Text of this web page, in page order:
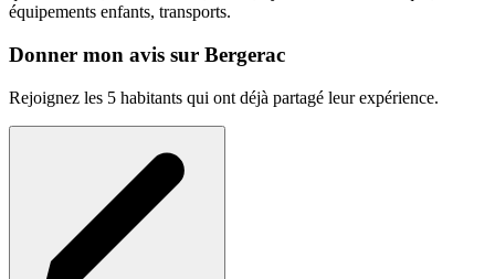
équipements enfants, transports.
Donner mon avis sur Bergerac
Rejoignez les 5 habitants qui ont déjà partagé leur expérience.